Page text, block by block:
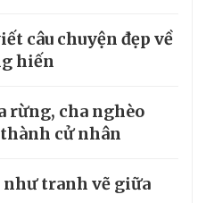
câu chuyện đẹp về
hiến
rừng, cha nghèo
cử nhân
như tranh vẽ giữa